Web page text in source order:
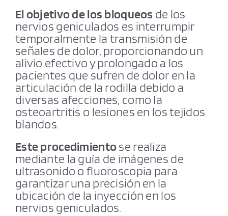
El objetivo de los bloqueos de los
nervios geniculados es interrumpir
temporalmente la transmisión de
señales de dolor, proporcionando un
alivio efectivo y prolongado a los
pacientes que sufren de dolor en la
articulación de la rodilla debido a
diversas afecciones, como la
osteoartritis o lesiones en los tejidos
blandos.
Este procedimientose realiza
mediante la guía de imágenes de
ultrasonido o fluoroscopia para
garantizar una precisión en la
ubicación de la inyección en los
nervios geniculados.